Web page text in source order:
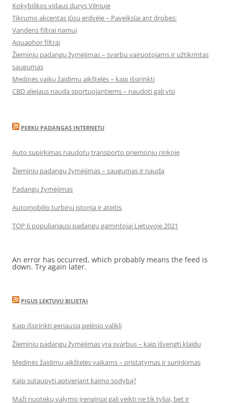
Kokybiškos vidaus durys Vilniuje
Tikrumo akcentas Jūsų erdvėje – Paveikslai ant drobės:
Vandens filtrai namui
Aquaphor filtrai
Žieminių padangų žymėjimas – svarbu vairuotojams ir užtikrintas
saugumas
Medinės vaikų žaidimų aikštelės – kaip išsirinkti
CBD aliejaus nauda sportuojantiems – naudoti gali visi
PERKU PADANGAS INTERNETU
Auto supirkimas naudotų transporto priemonių rinkoje
Žieminių padangų žymėjimas – saugumas ir nauda
Padangų žymėjimas
Automobilio turbinų istorija ir ateitis
TOP 6 populiariausi padangų gamintojai Lietuvoje 2021
An error has occurred, which probably means the feed is
down. Try again later.
PIGUS LEKTUVU BILIETAI
Kaip išsirinkti geriausią pelėsio valiklį
Žieminių padangų žymėjimas yra svarbus – kaip išvengti klaidų
Medinės žaidimų aikštelės vaikams – pristatymas ir surinkimas
Kaip sutaupyti aptveriant kaimo sodybą?
Maži nuotekų valymo įrenginiai gali veikti ne tik tyliai, bet ir